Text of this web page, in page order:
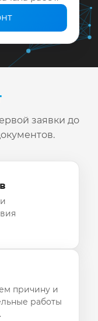
заявки до
причину и
работы